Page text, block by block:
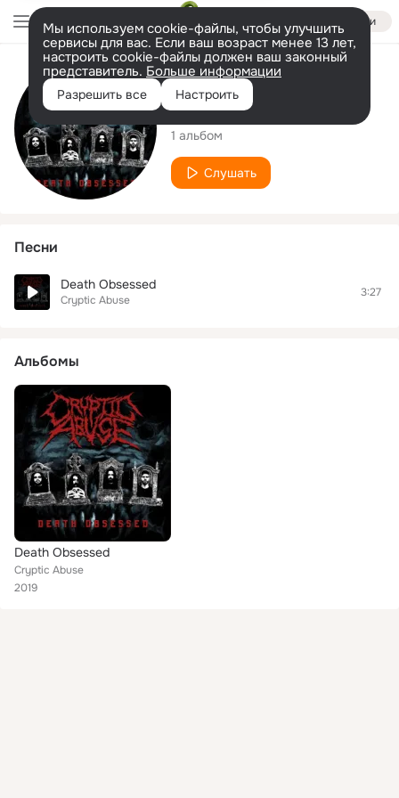
Войти
Мы используем cookie-файлы, чтобы улучшить
сервисы для вас. Если ваш возраст менее 13 лет,
настроить cookie-файлы должен ваш законный
представитель. Больше информации
Разрешить все Настроить
Исполнитель
Cryptic Abuse
1 альбом
Слушать
Песни
Death Obsessed
Cryptic Abuse
3:27
Альбомы
Death Obsessed
Cryptic Abuse
2019